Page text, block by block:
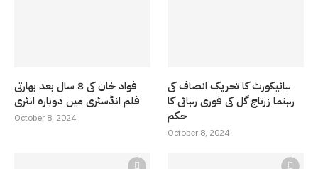
فواد خان کی 8 سال بعد بھارتی
فلم انڈسٹری میں دوبارہ انٹری
October 8, 2024
ہائیکورٹ کا تحریک انصاف کی
رہنما زرتاج گل کی فوری رہائی کا
حکم
October 8, 2024